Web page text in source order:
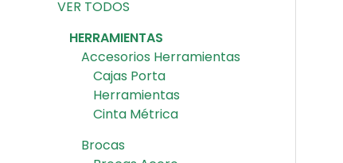
VER TODOS
HERRAMIENTAS
Accesorios Herramientas
Cajas Porta
Herramientas
Cinta Métrica
Brocas